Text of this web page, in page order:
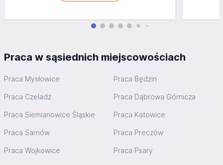
Praca w sąsiednich miejscowościach
Praca Mysłowice Praca Będzin
Praca Czeladź Praca Dąbrowa Górnicza
Praca Siemianowice Śląskie Praca Katowice
Praca Sarnów Praca Preczów
Praca Wojkowice Praca Psary